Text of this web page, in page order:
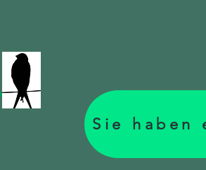
Sie haben